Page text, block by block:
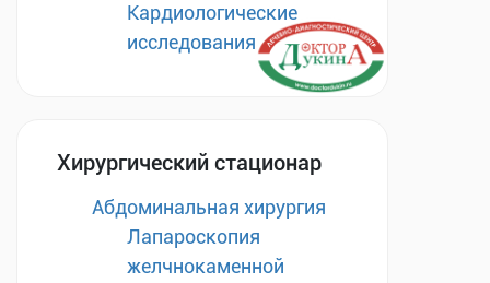
Кардиологические
исследования
Хирургический стационар
Абдоминальная хирургия
Лапароскопия
желчнокаменной